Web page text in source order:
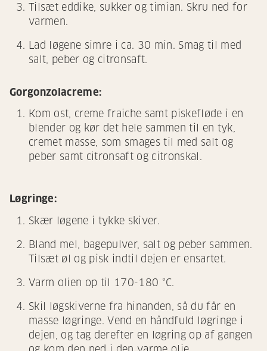
Tilsæt eddike, sukker og timian. Skru ned for
varmen.
Lad løgene simre i ca. 30 min. Smag til med
salt, peber og citronsaft.
Gorgonzolacreme:
Kom ost, creme fraiche samt piskefløde i en
blender og kør det hele sammen til en tyk,
cremet masse, som smages til med salt og
peber samt citronsaft og citronskal.
Løgringe:
Skær løgene i tykke skiver.
Bland mel, bagepulver, salt og peber sammen.
Tilsæt øl og pisk indtil dejen er ensartet.
Varm olien op til 170-180 °C.
Skil løgskiverne fra hinanden, så du får en
masse løgringe. Vend en håndfuld løgringe i
dejen, og tag derefter en løgring op af gangen